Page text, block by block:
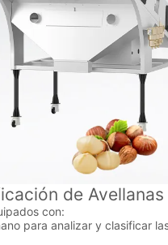
de Avellanas
con:
para analizar y clasificar